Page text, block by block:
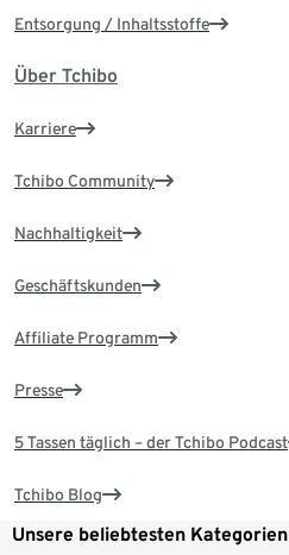
Entsorgung / Inhaltsstoffe
Über Tchibo
Karriere
Tchibo Community
Nachhaltigkeit
Geschäftskunden
Affiliate Programm
Presse
5 Tassen täglich – der Tchibo Podcast
Tchibo Blog
Unsere beliebtesten Kategorien